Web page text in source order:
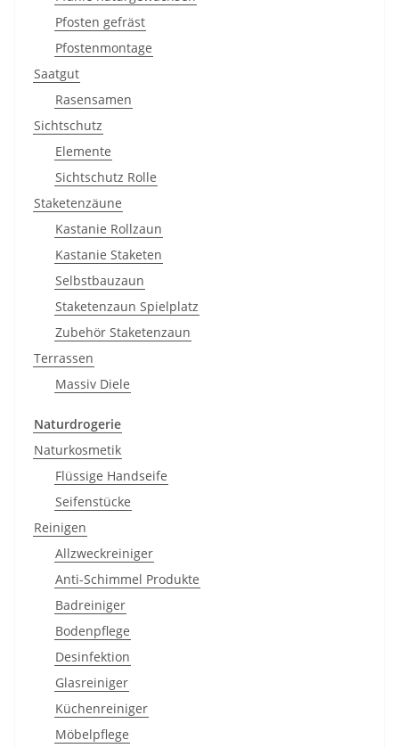
Pfosten gefräst
Pfostenmontage
Saatgut
Rasensamen
Sichtschutz
Elemente
Sichtschutz Rolle
Staketenzäune
Kastanie Rollzaun
Kastanie Staketen
Selbstbauzaun
Staketenzaun Spielplatz
Zubehör Staketenzaun
Terrassen
Massiv Diele
Naturdrogerie
Naturkosmetik
Flüssige Handseife
Seifenstücke
Reinigen
Allzweckreiniger
Anti-Schimmel Produkte
Badreiniger
Bodenpflege
Desinfektion
Glasreiniger
Küchenreiniger
Möbelpflege